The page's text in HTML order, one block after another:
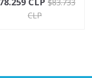
+
-
$83.733
CLP